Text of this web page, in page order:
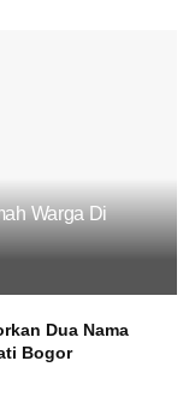
Warga Di
Dua Nama
Bogor